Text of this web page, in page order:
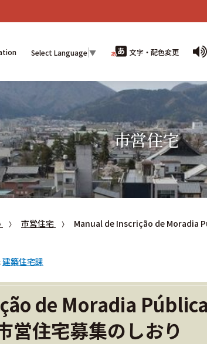
Select Language▼ 文字・配色変更
市営住宅
市営住宅 Manual de Inscrição de
建築住宅課
de Moradia
宅募集のしおり